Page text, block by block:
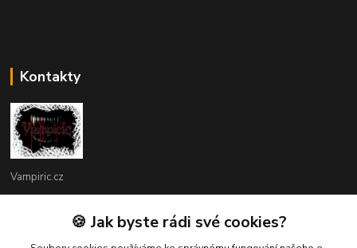
Kontakty
Vampiric.cz
+420 774 198 598
🍪 Jak byste rádi své cookies?